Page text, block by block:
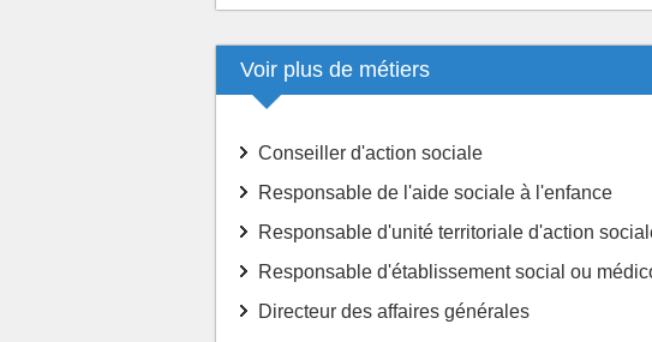
Voir plus de métiers
Conseiller d'action sociale
Responsable de l'aide sociale à l'enfance
Responsable d'unité territoriale d'action
Responsable d'établissement social ou
Directeur des affaires générales